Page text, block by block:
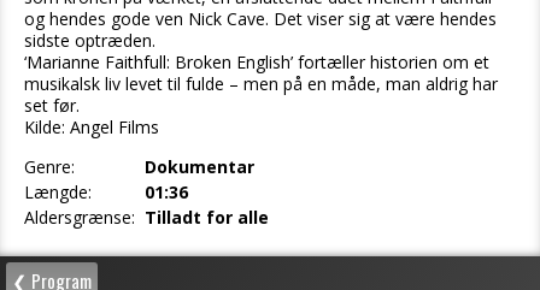
og hendes gode ven Nick Cave. Det viser sig at være hendes
sidste optræden.
‘Marianne Faithfull: Broken English’ fortæller historien om et
musikalsk liv levet til fulde – men på en måde, man aldrig har
set før.
Kilde: Angel Films
Genre:
Dokumentar
Længde:
01:36
Aldersgrænse: Tilladt for alle
❮ Program